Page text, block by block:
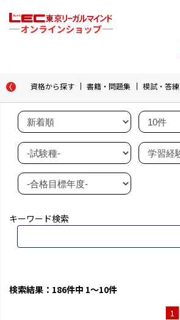
資格から探す 書籍・問題集 模試・答練
キーワード検索
検索結果：186件中 1～10件
1